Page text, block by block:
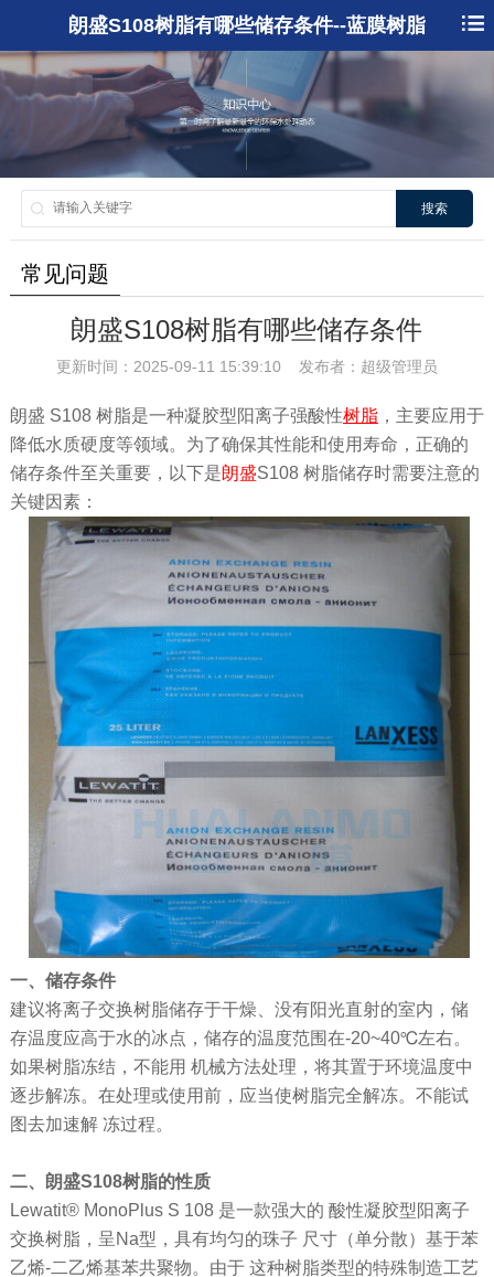
朗盛S108树脂有哪些储存条件--蓝膜树脂
搜索
常见问题
朗盛S108树脂有哪些储存条件
更新时间：2025-09-11 15:39:10 发布者：超级管理员
朗盛 S108 树脂是一种凝胶型阳离子强酸性树脂，主要应用于
降低水质硬度等领域。为了确保其性能和使用寿命，正确的
储存条件至关重要，以下是朗盛S108 树脂储存时需要注意的
关键因素：
一、储存条件
建议将离子交换树脂储存于干燥、没有阳光直射的室内，储
存温度应高于水的冰点，储存的温度范围在-20~40℃左右。
如果树脂冻结，不能用 机械方法处理，将其置于环境温度中
逐步解冻。在处理或使用前，应当使树脂完全解冻。不能试
图去加速解 冻过程。
二、朗盛S108树脂的性质
Lewatit® MonoPlus S 108 是一款强大的 酸性凝胶型阳离子
交换树脂，呈Na型，具有均匀的珠子 尺寸（单分散）基于苯
乙烯-二乙烯基苯共聚物。由于 这种树脂类型的特殊制造工艺